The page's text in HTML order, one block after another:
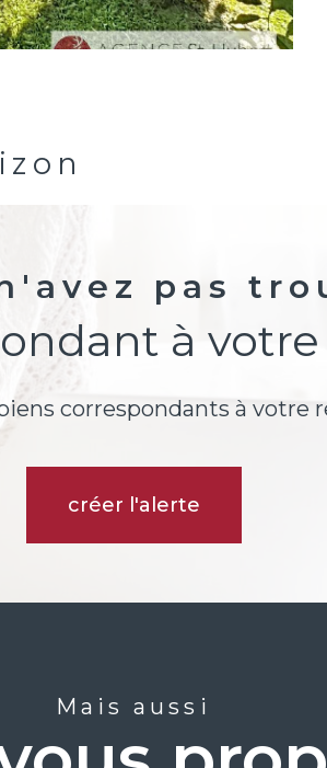
pas
à
correspondants à votre
créer l'alerte
Mais aussi